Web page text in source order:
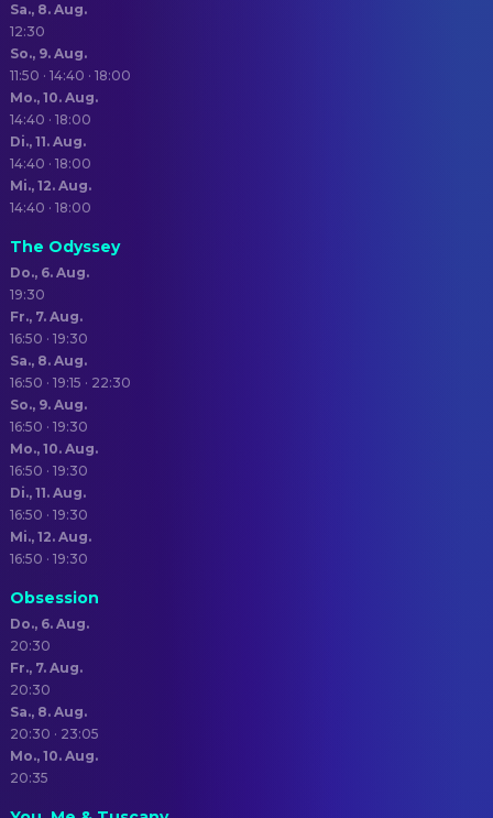
Sa., 8. Aug.
12:30
So., 9. Aug.
11:50 · 14:40 · 18:00
Mo., 10. Aug.
14:40 · 18:00
Di., 11. Aug.
14:40 · 18:00
Mi., 12. Aug.
14:40 · 18:00
The Odyssey
Do., 6. Aug.
19:30
Fr., 7. Aug.
16:50 · 19:30
Sa., 8. Aug.
16:50 · 19:15 · 22:30
So., 9. Aug.
16:50 · 19:30
Mo., 10. Aug.
16:50 · 19:30
Di., 11. Aug.
16:50 · 19:30
Mi., 12. Aug.
16:50 · 19:30
Obsession
Do., 6. Aug.
20:30
Fr., 7. Aug.
20:30
Sa., 8. Aug.
20:30 · 23:05
Mo., 10. Aug.
20:35